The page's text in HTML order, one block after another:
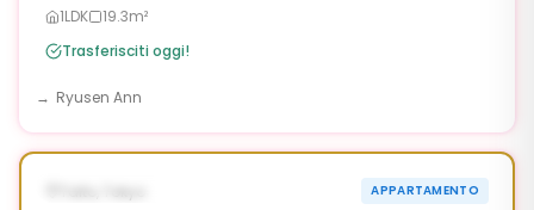
1LDK
19.3m²
Trasferisciti oggi!
Ryusen Ann
‹ ›
APPARTAMENTO